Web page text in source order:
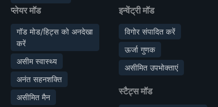
प्लेयर मॉड
गॉड मोड/हिट्स को अनदेखा
करें
असीम स्वास्थ्य
अनंत सहनशक्ति
असीमित मैन
इन्वेंट्री मॉड
विगोर संपादित करें
ऊर्जा गुणक
असीमित उपभोक्ताएं
स्टैट्स मॉड